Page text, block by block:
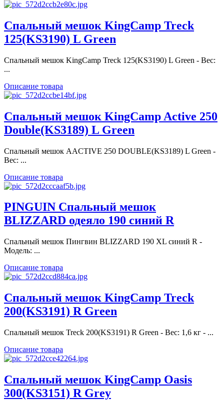
Спальный мешок KingCamp Treck
125(KS3190) L Green
Спальный мешок KingCamp Treck 125(KS3190) L Green - Вес:
...
Описание товара
Спальный мешок KingCamp Active 250
Double(KS3189) L Green
Спальный мешок AACTIVE 250 DOUBLE(KS3189) L Green -
Вес: ...
Описание товара
PINGUIN Спальный мешок
BLIZZARD одеяло 190 синий R
Спальный мешок Пингвин BLIZZARD 190 XL синий R -
Модель: ...
Описание товара
Спальный мешок KingCamp Treck
200(KS3191) R Green
Спальный мешок Treck 200(KS3191) R Green - Вес: 1,6 кг - ...
Описание товара
Спальный мешок KingCamp Oasis
300(KS3151) R Grey